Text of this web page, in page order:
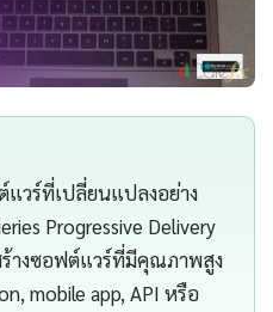
วร์ที่เปลี่ยนแปลงอย่าง
Progressive Delivery
างซอฟต์แวร์ที่มีคุณภาพสูง
mobile app, API หรือ